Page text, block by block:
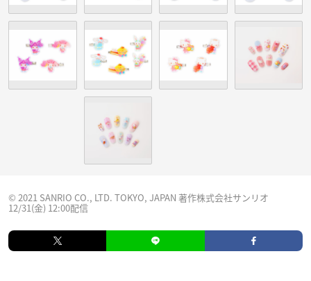
© 2021 SANRIO CO., LTD. TOKYO, JAPAN 著作株式会社サンリオ
12/31(金) 12:00配信